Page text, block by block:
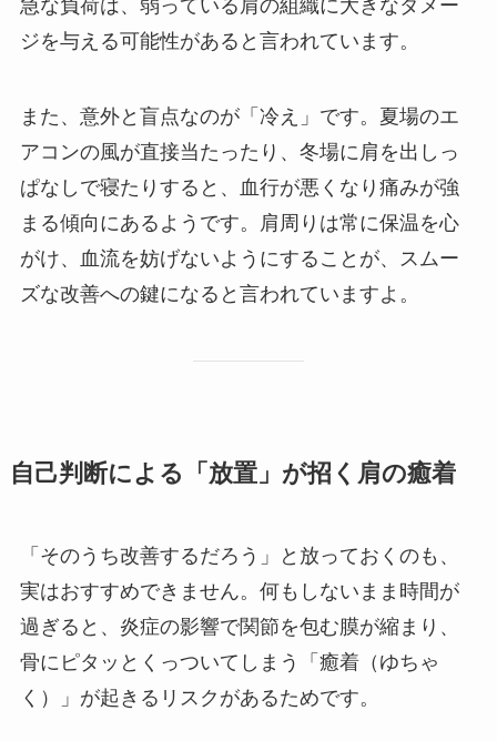
急な負荷は、弱っている肩の組織に大きなダメー
ジを与える可能性があると言われています。
また、意外と盲点なのが「冷え」です。夏場のエ
アコンの風が直接当たったり、冬場に肩を出しっ
ぱなしで寝たりすると、血行が悪くなり痛みが強
まる傾向にあるようです。肩周りは常に保温を心
がけ、血流を妨げないようにすることが、スムー
ズな改善への鍵になると言われていますよ。
自己判断による「放置」が招く肩の癒着
「そのうち改善するだろう」と放っておくのも、
実はおすすめできません。何もしないまま時間が
過ぎると、炎症の影響で関節を包む膜が縮まり、
骨にピタッとくっついてしまう「癒着（ゆちゃ
く）」が起きるリスクがあるためです。